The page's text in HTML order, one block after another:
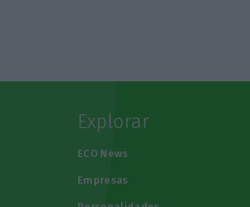
Explorar
ECO News
Empresas